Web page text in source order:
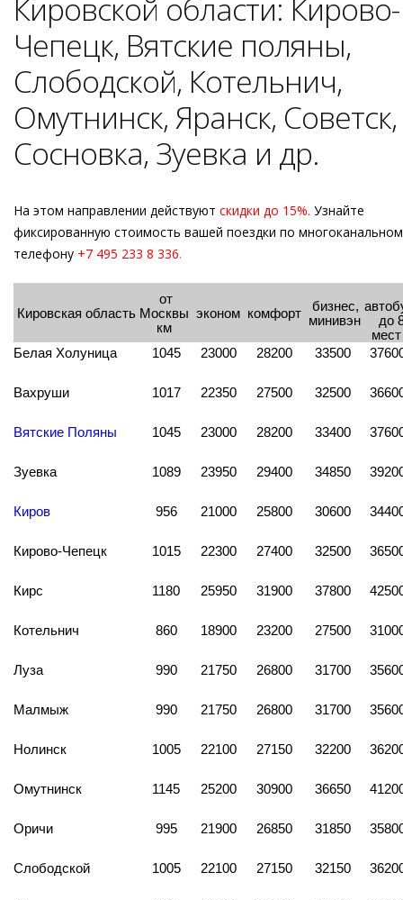
Кировской области: Кирово-
Чепецк, Вятские поляны,
Слободской, Котельнич,
Омутнинск, Яранск, Советск,
Сосновка, Зуевка и др.
На этом направлении действуют скидки до 15%. Узнайте
фиксированную стоимость вашей поездки по
телефону +7 495 233 8 336.
Кировская область
от
Москвы
км
эконом комфорт
бизнес,
минивэн
до
Белая Холуница
1045 23000 28200 33500
Вахруши 1017 22350 27500 32500
Вятские Поляны 1045 23000 28200 33400
Зуевка 1089 23950 29400 34850
Киров 956 21000 25800 30600
Кирово-Чепецк 1015 22300 27400 32500
Кирс 1180 25950 31900 37800
Котельнич 860 18900 23200 27500
Луза 990 21750 26800 31700
Малмыж 990 21750 26800 31700
Нолинск 1005 22100 27150 32200
Омутнинск 1145 25200 30900 36650
Оричи 995 21900 26850 31850
Слободской 1005 22100 27150 32150